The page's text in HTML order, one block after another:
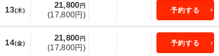
13(木)
21,800 円
(17,800円)
予約する
14(金)
21,800 円
(17,800円)
予約する